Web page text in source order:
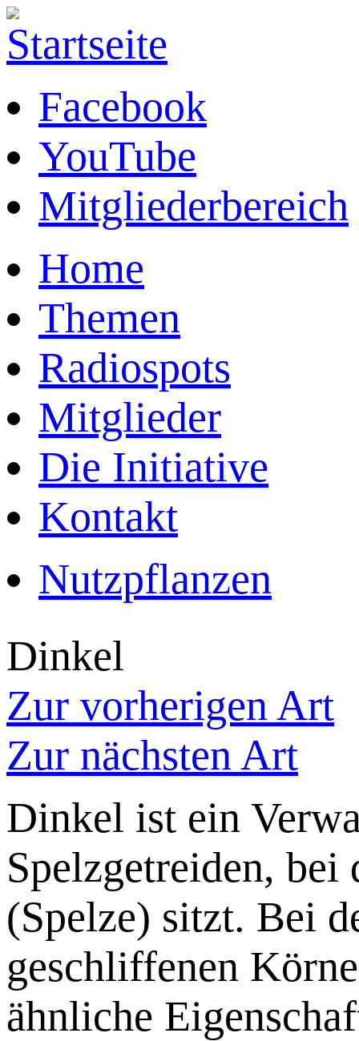
Direkt zum Inhalt
Facebook
YouTube
Mitgliederbereich
Home
Themen
Radiospots
Mitglieder
Die Initiative
Kontakt
Nutzpflanzen
Dinkel
Zur vorherigen Art
Zur nächsten Art
Dinkel ist ein
Spelzgetreiden,
(Spelze) sitzt. Bei
geschliffenen
ähnliche